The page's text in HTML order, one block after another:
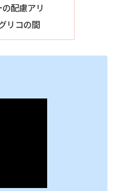
配慮アリ
リコの間